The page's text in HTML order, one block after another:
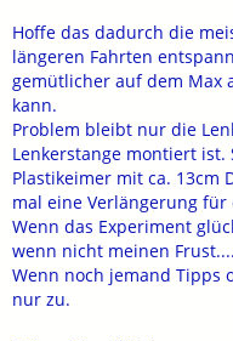
Hoffe das dadurch die
längeren Fahrten
gemütlicher auf dem Max
kann.
Problem bleibt nur die
Lenkerstange montiert
Plastikeimer mit ca. 13cm
mal eine Verlängerung
Wenn das Experiment
wenn nicht meinen Frust....
Wenn noch jemand Tipps
nur zu.